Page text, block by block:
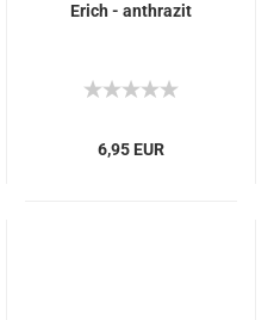
Erich - anthrazit
6,95 EUR